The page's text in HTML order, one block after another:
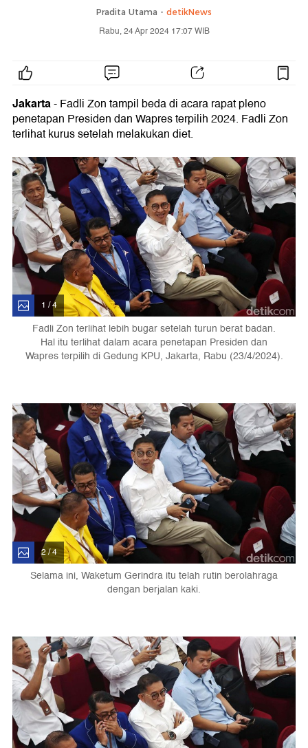
Pradita Utama - detikNews
Rabu, 24 Apr 2024 17:07 WIB
Jakarta- Fadli Zon tampil beda di acara rapat pleno
penetapan Presiden dan Wapres terpilih 2024. Fadli Zon
terlihat kurus setelah melakukan diet.
1 / 4
Fadli Zon terlihat lebih bugar setelah turun berat badan.
Hal itu terlihat dalam acara penetapan Presiden dan
Wapres terpilih di Gedung KPU, Jakarta, Rabu (23/4/2024).
2 / 4
Selama ini, Waketum Gerindra itu telah rutin berolahraga
dengan berjalan kaki.